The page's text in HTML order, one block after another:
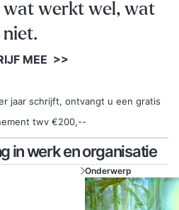
werkt wel, wat
niet.
MEE >>
jaar schrijft, ontvangt u een gratis
twv €200,--
in werk en organisatie
Onderwerp